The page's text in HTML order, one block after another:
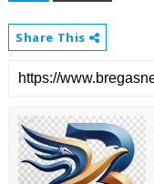
Share This